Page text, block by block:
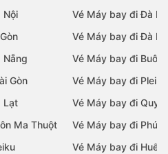
Nội
Nẵng
Gòn
Lạt
Ma Thuột
Vé Máy bay đi Đà
Vé Máy bay đi Đà
Vé Máy bay đi Buôn
Vé Máy bay đi Pleiku
Vé Máy bay đi Quy
Vé Máy bay đi Phú
Vé Máy bay đi Huế